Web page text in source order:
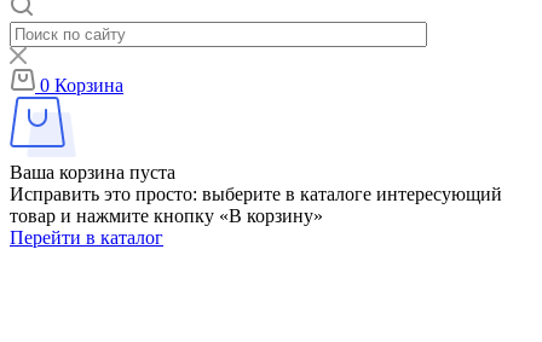
0 Корзина
Ваша корзина пуста
Исправить это просто: выберите в каталоге интересующий
товар и нажмите кнопку «В корзину»
Перейти в каталог